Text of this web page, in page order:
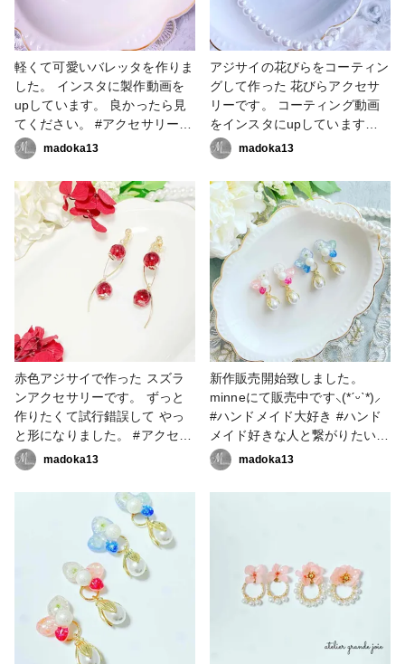
軽くて可愛いバレッタを作りま
した。 インスタに製作動画を
upしています。 良かったら見
てください。 #アクセサリー部
#ヘアアクセサリー #バレッ
タ #アクセサリー作家
madoka13
アジサイの花びらをコーティン
グして作った 花びらアクセサ
リーです。 コーティング動画
をインスタにupしています
(*ᴗ͈ˬᴗ͈) #アクセサリー部 #ピア
ス #イヤリング #ハンドメイド
大好き #ハンドメイド好きな人
と繋がりたい #アクセサリー作
家 #フラワーアクセサリー #フ
ラワーアクセサリー作家 #レジ
ン大好き #レジン好きの人と繋
がりたい #レジンアクセサリー
作り #レジンアクセサリー作家
#resinlove
madoka13
赤色アジサイで作った スズラ
ンアクセサリーです。 ずっと
作りたくて試行錯誤して やっ
と形になりました。 #アクセサ
リー部 #イヤリング #ピアス #
ハンドメイド大好き #ハンドメ
イド好きな人と繋がりたい #ア
クセサリー作家 #フラワーアク
セサリー #フラワーアクセサリ
ー作家 #レジン大好き #レジン
好きの人と繋がりたい #レジン
アクセサリー作り #レジンアク
セサリー作家 #resinlove
madoka13
新作販売開始致しました。
minneにて販売中です⸜(*ˊᵕˋ*)⸝‬
#ハンドメイド大好き #ハンド
メイド好きな人と繋がりたい #
アクセサリー作家 #フラワーア
クセサリー #フラワーアクセサ
リー作家 #レジン大好き #レジ
知らせ #販売会 #かすみ草ア
クセサリー #アクセサリー部 #
ピアス #イヤリング
madoka13